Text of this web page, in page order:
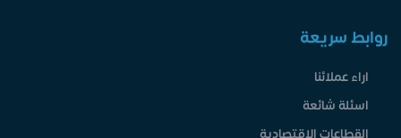
روابط سريعة
اراء عملائنا
اسئلة شائعة
القطاعات الاقتصادية